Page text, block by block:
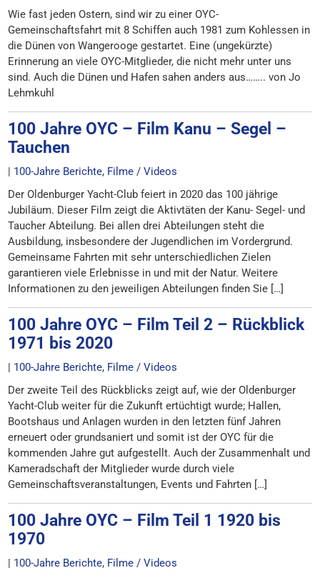
Wie fast jeden Ostern, sind wir zu einer OYC-
Gemeinschaftsfahrt mit 8 Schiffen auch 1981 zum Kohlessen in
die Dünen von Wangerooge gestartet. Eine (ungekürzte)
Erinnerung an viele OYC-Mitglieder, die nicht mehr unter uns
sind. Auch die Dünen und Hafen sahen anders aus…….. von Jo
Lehmkuhl
100 Jahre OYC – Film Kanu – Segel –
Tauchen
| 100-Jahre Berichte, Filme / Videos
Der Oldenburger Yacht-Club feiert in 2020 das 100 jährige
Jubiläum. Dieser Film zeigt die Aktivtäten der Kanu- Segel- und
Taucher Abteilung. Bei allen drei Abteilungen steht die
Ausbildung, insbesondere der Jugendlichen im Vordergrund.
Gemeinsame Fahrten mit sehr unterschiedlichen Zielen
garantieren viele Erlebnisse in und mit der Natur. Weitere
Informationen zu den jeweiligen Abteilungen finden Sie […]
100 Jahre OYC – Film Teil 2 – Rückblick
1971 bis 2020
| 100-Jahre Berichte, Filme / Videos
Der zweite Teil des Rückblicks zeigt auf, wie der Oldenburger
Yacht-Club weiter für die Zukunft ertüchtigt wurde; Hallen,
Bootshaus und Anlagen wurden in den letzten fünf Jahren
erneuert oder grundsaniert und somit ist der OYC für die
kommenden Jahre gut aufgestellt. Auch der Zusammenhalt und
Kameradschaft der Mitglieder wurde durch viele
Gemeinschaftsveranstaltungen, Events und Fahrten […]
100 Jahre OYC – Film Teil 1 1920 bis
1970
| 100-Jahre Berichte, Filme / Videos